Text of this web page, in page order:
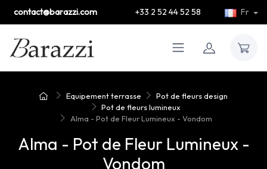
contact@barazzi.com +33 2 52 44 52 58 Fr
Equipement terrasse
Pot de fleurs design
Pot de fleurs lumineux
Alma - Pot de Fleur Lumineux - Vondom
Alma - Pot de Fleur Lumineux -
Vondom